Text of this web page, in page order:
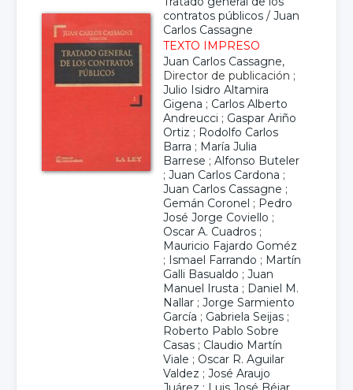
contratos públicos / Juan
Carlos Cassagne
TEXTO IMPRESO
Juan Carlos Cassagne,
Director de publicación ;
Julio Isidro Altamira
Gigena ; Carlos Alberto
Andreucci ; Gaspar Ariño
Ortiz ; Rodolfo Carlos
Barra ; María Julia
Barrese ; Alfonso Buteler
; Juan Carlos Cardona ;
Juan Carlos Cassagne ;
Gemán Coronel ; Pedro
José Jorge Coviello ;
Oscar A. Cuadros ;
Mauricio Fajardo Goméz
; Ismael Farrando ; Martín
Galli Basualdo ; Juan
Manuel Irusta ; Daniel M.
Nallar ; Jorge Sarmiento
García ; Gabriela Seijas ;
Roberto Pablo Sobre
Casas ; Claudio Martín
Viale ; Oscar R. Aguilar
Valdez ; José Araujo